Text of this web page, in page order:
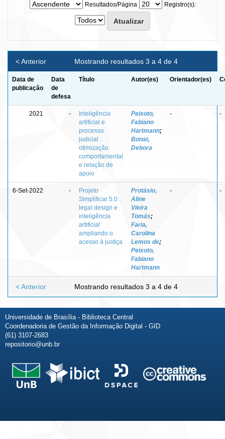
Resultados/Página
Registro(s):
Mostrando resultados 3 a 4 de 4
< Anterior
Data de
publicação
Data
de
defesa
Título Autor(es) Orientador(es)
2021 -
Inteligência
artificial e
processo
judicial :
otimização
comportamental
e relação de
apoio
Peixoto,
Fabiano
Hartmann;
Bonat,
Debora
- -
6-Set-2022 -
Projeto
Simplificar 5.0 :
legal design e
inteligência
artificial
ampliando o
acesso à justiça
Protásio,
Aline
Vieira
Tomás;
Faria,
Carolina
Lemos de;
Peixoto,
Fabiano
Hartmann
- -
Mostrando resultados 3 a 4 de 4
< Anterior
Universidade de Brasília - Biblioteca Central
Coordenadoria de Gestão da Informação Digital - GID
(61) 3107-2683
repositorio@unb.br